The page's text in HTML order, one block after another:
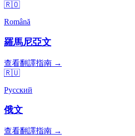
🇷🇴
Română
羅馬尼亞文
查看翻譯指南 →
🇷🇺
Русский
俄文
查看翻譯指南 →